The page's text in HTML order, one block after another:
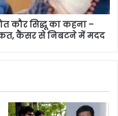
कौर सिद्धू का कहना –
कैंसर से निबटने में मदद